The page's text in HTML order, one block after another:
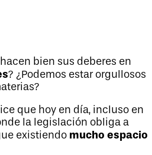
bien sus deberes en
? ¿Podemos estar orgullosos
que hoy en día, incluso en
la legislación obliga a
existiendo mucho espacio